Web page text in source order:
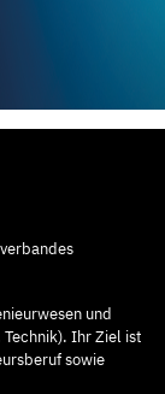
und
Ihr Ziel ist
sowie